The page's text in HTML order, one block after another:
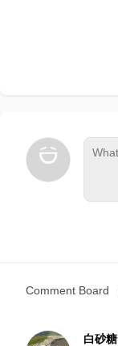
Comment Board
白砂糖